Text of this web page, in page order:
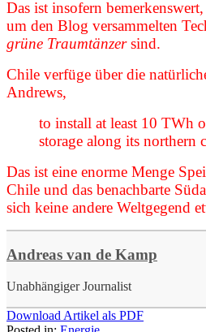
Das ist insofern
um den Blog versammelten
grüne Traumtänzersind.
Chile verfüge über die
Andrews,
to install at least 10 TWh
storage along its northern
Das ist eine enorme Menge
Chile und das benachbarte
sich keine andere Weltgegend
Andreas van de Kamp
Unabhängiger Journalist
Download Artikel als PDF